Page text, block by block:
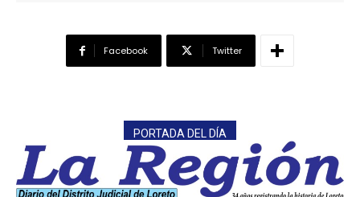
Facebook Twitter
PORTADA DEL DÍA